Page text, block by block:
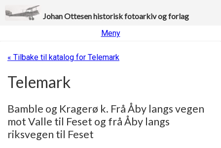
Johan Ottesen historisk fotoarkiv og forlag
Meny
« Tilbake til katalog for Telemark
Telemark
Bamble og Kragerø k. Frå Åby langs vegen
mot Valle til Feset og frå Åby langs
riksvegen til Feset